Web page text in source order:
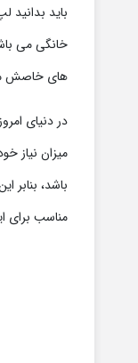
باید بدانید
خانگی می
های خاصش
در دنیای
میزان نیاز
باشد، بنابر
مناسب برای